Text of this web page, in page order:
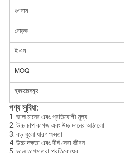
গুণমান
মোড়ক
ই এম
MOQ
ব্যবহারসমূহ
পণ্য সুবিধা:
1. ভাল মানের এবং প্রতিযোগী মূল্য
2. উচ্চ চাপ কাগজ এবং উচ্চ মানের আঠালো
3. বড় ধুলো ধারণ ক্ষমতা
4. উচ্চ দক্ষতা এবং দীর্ঘ সেবা জীবন